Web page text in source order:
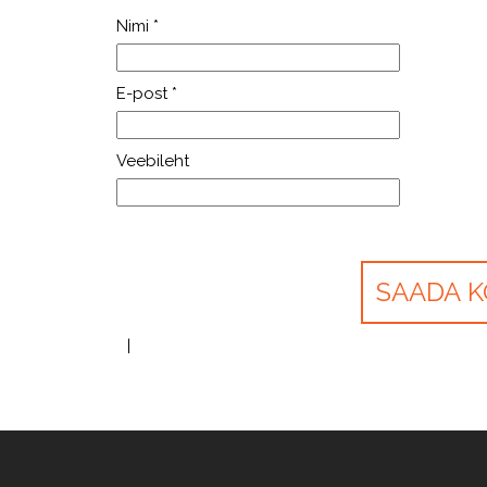
Nimi *
E-post *
Veebileht